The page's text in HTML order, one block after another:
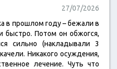
27/07/2026
в прошлом году – бежали в
быстро. Потом он обжогся,
сильно (накладывали 3
Никакого осуждения,
лечение. Чуть что